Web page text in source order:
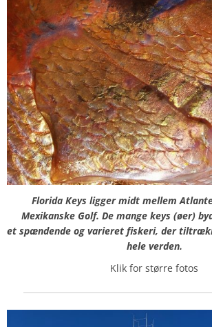
Florida Keys ligger midt mellem
Mexikanske Golf. De mange keys (øer)
et spændende og varieret fiskeri, der
hele verden.
Klik for større fotos